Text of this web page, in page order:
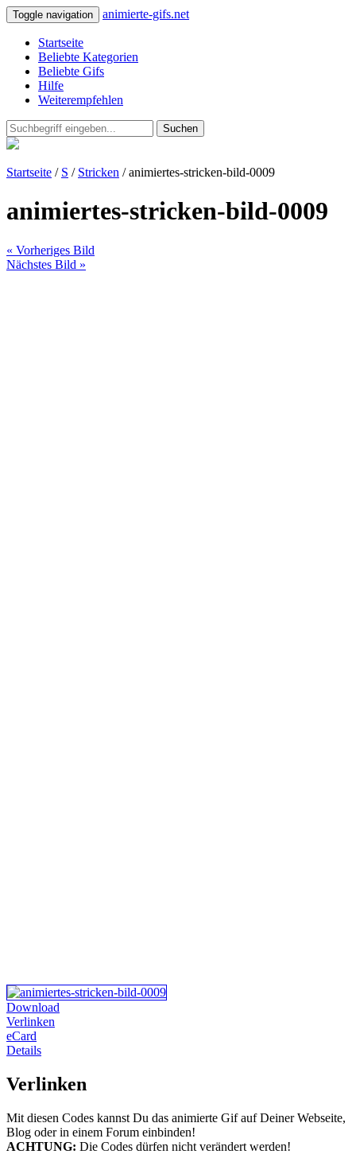
Toggle navigation animierte-gifs.net
Startseite
Beliebte Kategorien
Beliebte Gifs
Hilfe
Weiterempfehlen
Suchen
Startseite / S / Stricken / animiertes-stricken-bild-0009
animiertes-stricken-bild-0009
« Vorheriges Bild
Nächstes Bild »
Download
Verlinken
eCard
Details
Verlinken
Mit diesen Codes kannst Du das animierte Gif auf Deiner Webseite,
Blog oder in einem Forum einbinden!
ACHTUNG: Die Codes dürfen nicht verändert werden!